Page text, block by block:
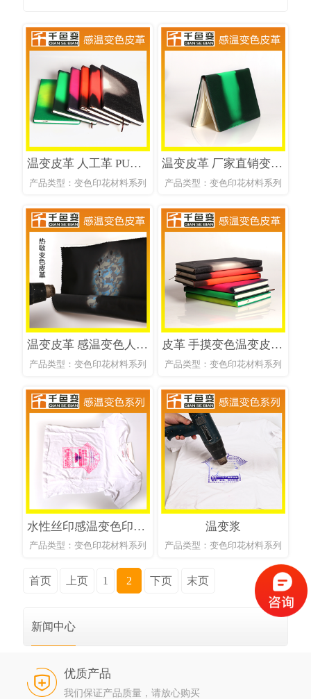
温变皮革 人工革 PU皮革 太空革变色皮革
产品类型：变色印花材料系列
温变皮革 厂家直销变色皮革 感温变色皮革
产品类型：变色印花材料系列
温变皮革 感温变色人造革 现货感温变色皮革
产品类型：变色印花材料系列
皮革 手摸变色温变皮革 感温变色皮革
产品类型：变色印花材料系列
水性丝印感温变色印花材料
产品类型：变色印花材料系列
温变浆
产品类型：变色印花材料系列
首页 上页 1 2 下页 末页
新闻中心
优质产品
我们保证产品质量，请放心购买